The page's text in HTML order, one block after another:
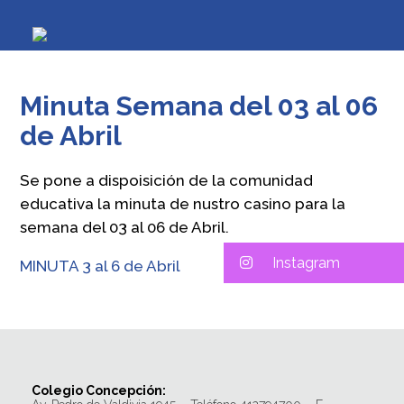
Minuta Semana del 03 al 06
de Abril
Se pone a dispoisición de la comunidad
educativa la minuta de nustro casino para la
semana del 03 al 06 de Abril.
MINUTA 3 al 6 de Abril
Colegio Concepción:
Instagram